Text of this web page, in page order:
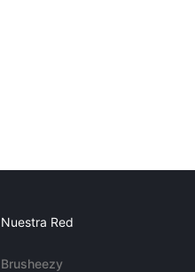
Nuestra Red
Brusheezy